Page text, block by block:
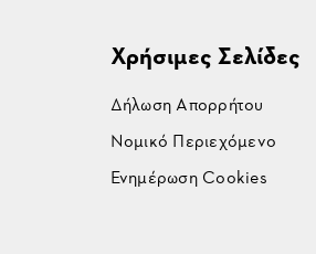
Χρήσιμες Σελίδες
Δήλωση Απορρήτου
Νομικό Περιεχόμενο
Ενημέρωση Cookies